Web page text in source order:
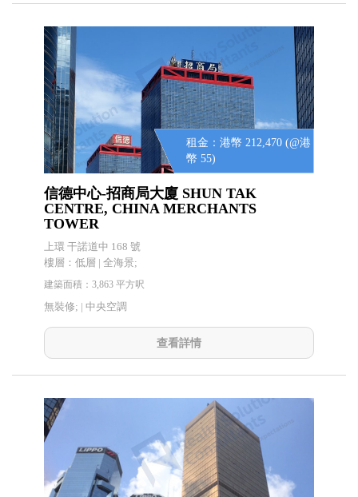
租金：港幣 212,470 (@港
幣 55)
信德中心-招商局大廈 SHUN TAK
CENTRE, CHINA MERCHANTS
TOWER
上環 干諾道中 168 號
樓層：低層 | 全海景;
建築面積：3,863 平方呎
無裝修; | 中央空調
查看詳情